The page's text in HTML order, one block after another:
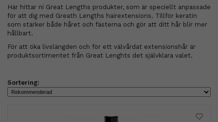
Här hittar ni Great Lengths produkter, som är speciellt anpassade
för att dig med Greath Lengths hairextensions. Tillför keratin
som stärker både håret och fästerna och gör att ditt hår blir mer
hållbart.
För att öka livslängden och för ett välvårdat extensionshår är
produktsortimentet från Great Lenghts det självklara valet.
Sortering: